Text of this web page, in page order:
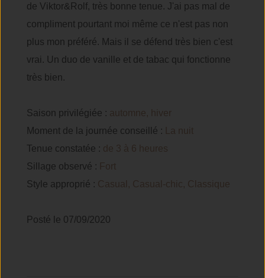
de Viktor&Rolf, très bonne tenue. J'ai pas mal de
compliment pourtant moi même ce n'est pas non
plus mon préféré. Mais il se défend très bien c'est
vrai. Un duo de vanille et de tabac qui fonctionne
très bien.
Saison privilégiée : automne, hiver
Moment de la journée conseillé :
La nuit
Tenue constatée : de 3 à 6 heures
Sillage observé : Fort
Style approprié : Casual, Casual-chic, Classique
Posté le 07/09/2020